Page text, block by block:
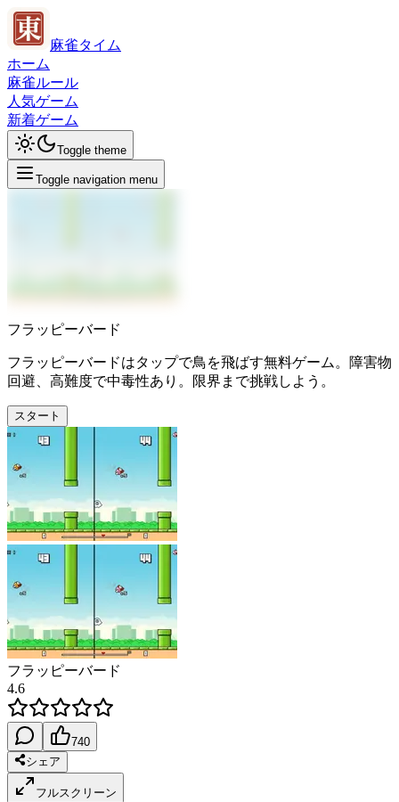
麻雀タイム
ホーム
麻雀ルール
人気ゲーム
新着ゲーム
Toggle theme
Toggle navigation menu
フラッピーバード
フラッピーバードはタップで鳥を飛ばす無料ゲーム。障害物
回避、高難度で中毒性あり。限界まで挑戦しよう。
スタート
フラッピーバード
4.6
740
シェア
フルスクリーン